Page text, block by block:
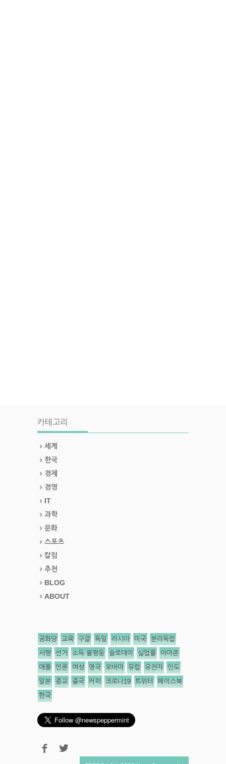
카테고리
세계
한국
경제
경영
IT
과학
문화
스포츠
칼럼
추천
BLOG
ABOUT
공화당 교육 구글 독일 러시아 미국 분리독립
서평 선거 소득 불평등 슬로데이 실업률 아마존
애플 언론 여성 영국 오바마 유럽 유전자 인도
일본 종교 중국 커피 코로나19 트위터 페이스북
한국